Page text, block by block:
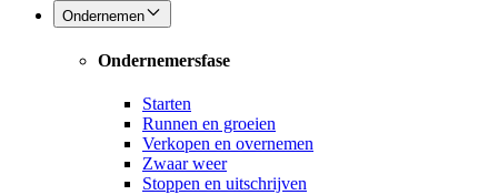
Ondernemen
Ondernemersfase
Starten
Runnen en groeien
Verkopen en overnemen
Zwaar weer
Stoppen en uitschrijven